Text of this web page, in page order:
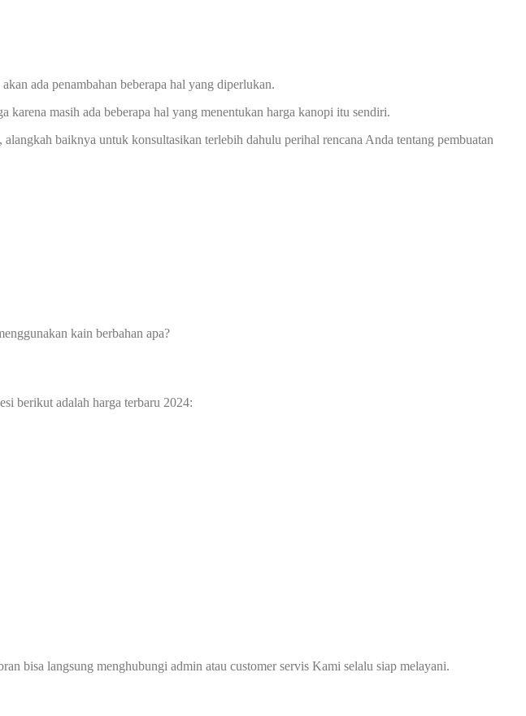
ada penambahan beberapa hal yang diperlukan.
masih ada beberapa hal yang menentukan harga kanopi itu sendiri.
baiknya untuk konsultasikan terlebih dahulu perihal rencana Anda tentang pembuatan
kain berbahan apa?
berikut adalah harga terbaru 2024:
bisa langsung menghubungi admin atau customer servis Kami selalu siap melayani.